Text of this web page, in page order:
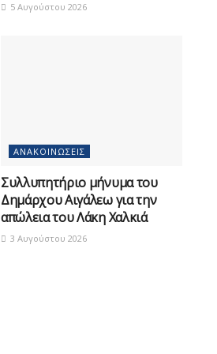
5 Αυγούστου 2026
ΑΝΑΚΟΙΝΏΣΕΙΣ
Συλλυπητήριο μήνυμα του
Δημάρχου Αιγάλεω για την
απώλεια του Λάκη Χαλκιά
3 Αυγούστου 2026